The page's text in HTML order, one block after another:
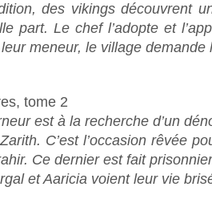
des vikings découvrent
part. Le chef l’adopte et
meneur, le village demande
tome 2
est à la recherche d’un
C’est l’occasion rêvée
Ce dernier est fait
et Aaricia voient leur vie